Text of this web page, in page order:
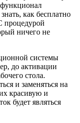
как бесплатно
процедурой
ничего не
системы
до активации
стола.
и заменяться на
красивую и
будет являться